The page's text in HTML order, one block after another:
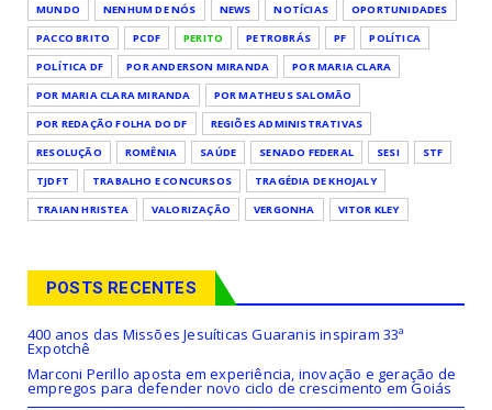
MUNDO
NENHUM DE NÓS NEWS NOTÍCIAS
OPORTUNIDADES
PACCO BRITO
PCDF PERITO PETROBRÁS PF
POLÍTICA
POLÍTICA DF
POR ANDERSON MIRANDA
POR MARIA CLARA
POR MARIA CLARA MIRANDA
POR MATHEUS SALOMÃO
POR REDAÇÃO FOLHA DO DF
REGIÕES ADMINISTRATIVAS
RESOLUÇÃO
ROMÊNIA SAÚDE SENADO FEDERAL SESI
STF
TJDFT
TRABALHO E CONCURSOS
TRAGÉDIA DE KHOJALY
TRAIAN HRISTEA
VALORIZAÇÃO VERGONHA VITOR KLEY
POSTS RECENTES
400 anos das Missões Jesuíticas Guaranis inspiram 33ª
Expotchê
Marconi Perillo aposta em experiência, inovação e geração de
empregos para defender novo ciclo de crescimento em Goiás